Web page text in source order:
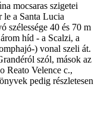
mocsaras szigetei
le a Santa Lucia
szélessége 40 és 70 m
híd - a Scalzi, a
) vonal szeli át.
szól, mások az
Reato Velence c.,
pedig részletesen